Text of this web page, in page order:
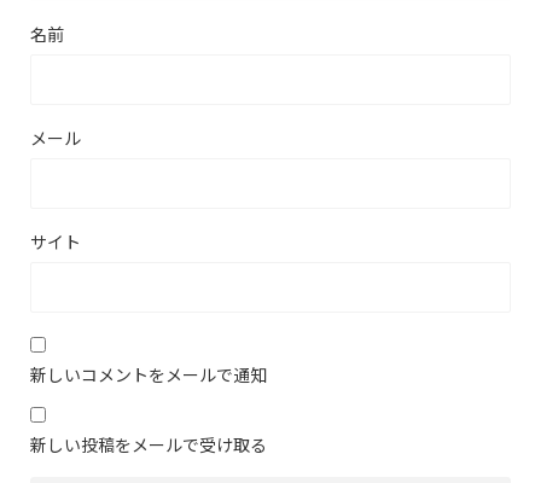
名前
メール
サイト
新しいコメントをメールで通知
新しい投稿をメールで受け取る